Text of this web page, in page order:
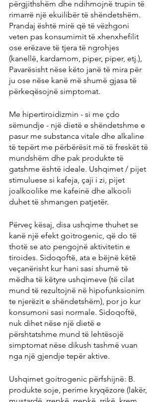
përgjithshëm dhe ndihmojnë trupin të
rimarrë një ekuilibër të shëndetshëm.
Prandaj është mirë që të vëzhgoni
veten pas konsumimit të xhenxhefilit
ose erëzave të tjera të ngrohjes
(kanellë, kardamom, piper, piper, etj.),
Pavarësisht nëse këto janë të mira për
ju ose nëse kanë më shumë gjasa të
përkeqësojnë simptomat.
Me hipertiroidizmin - si me çdo
sëmundje - një dietë e shëndetshme e
pasur me substanca vitale dhe alkaline
të tepërt me përbërësit më të freskët të
mundshëm dhe pak produkte të
gatshme është ideale. Ushqimet / pijet
stimuluese si kafeja, çaji i zi, pijet
joalkoolike me kafeinë dhe alkooli
duhet të shmangen patjetër.
Përveç kësaj, disa ushqime thuhet se
kanë një efekt goitrogenic, që do të
thotë se ato pengojnë aktivitetin e
tiroides. Sidoqoftë, ata e bëjnë këtë
veçanërisht kur hani sasi shumë të
mëdha të këtyre ushqimeve (të cilat
mund të rezultojnë në hipofunksionim
te njerëzit e shëndetshëm), por jo kur
konsumoni sasi normale. Sidoqoftë,
nuk dihet nëse një dietë e
përshtatshme mund të lehtësojë
simptomat nëse dikush tashmë vuan
nga një gjendje tepër aktive.
Ushqimet goitrogenic përfshijnë: B.
produkte soje, perime kryqëzore (lakër,